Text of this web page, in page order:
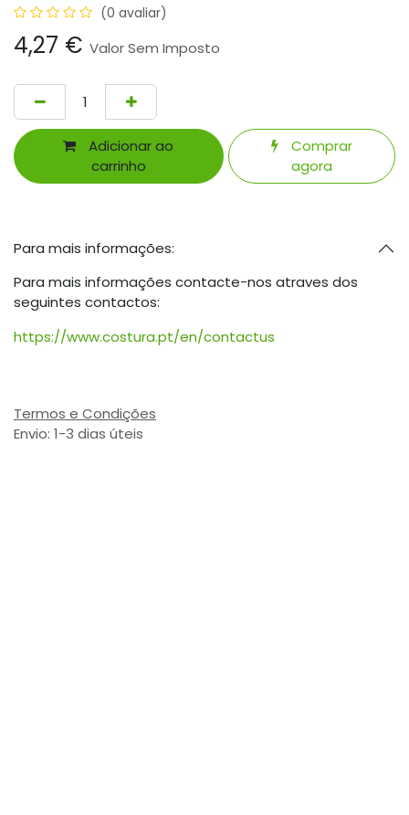
(0 avaliar)
4,27 € Valor Sem Imposto
Adicionar ao
carrinho
Comprar
agora
Para mais informações:
Para mais informações contacte-nos atraves dos
seguintes contactos:
https://www.costura.pt/en/contactus
Termos e Condições
Envio: 1-3 dias úteis